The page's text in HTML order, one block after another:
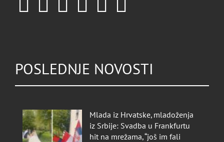
POSLEDNJE NOVOSTI
Mlada iz Hrvatske, mladoženja
iz Srbije: Svadba u Frankfurtu
hit na mrežama, “još im fali